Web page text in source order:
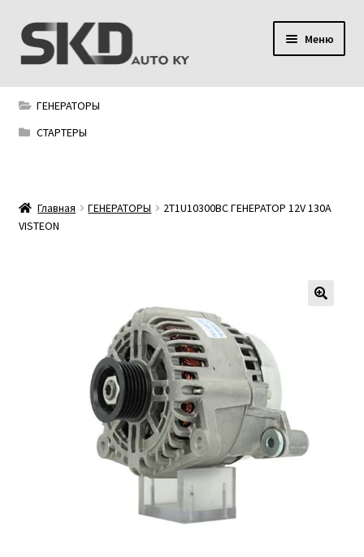
Перейти
навигации
Перейти
содержимому
Меню
SKD AUTO KY
Условия поставки
Мой аккаунт
ГЕНЕРАТОРЫ
СТАРТЕРЫ
Главная ГЕНЕРАТОРЫ
2T1U10300BC ГЕНЕРАТОР 12V 130A
VISTEON